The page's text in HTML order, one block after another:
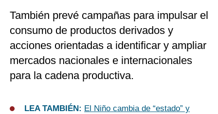
También prevé campañas para impulsar el
consumo de productos derivados y
acciones orientadas a identificar y ampliar
mercados nacionales e internacionales
para la cadena productiva.
LEA TAMBIÉN: El Niño cambia de “estado” y